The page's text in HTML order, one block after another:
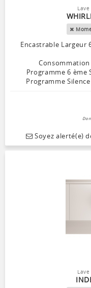
Encastrable Largeur
Consommation
Programme 6 ème
Programme
Soyez alerté(e)